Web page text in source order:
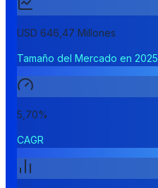
USD 646,47 Millones
Tamaño del Mercado en 2025
5,70%
CAGR